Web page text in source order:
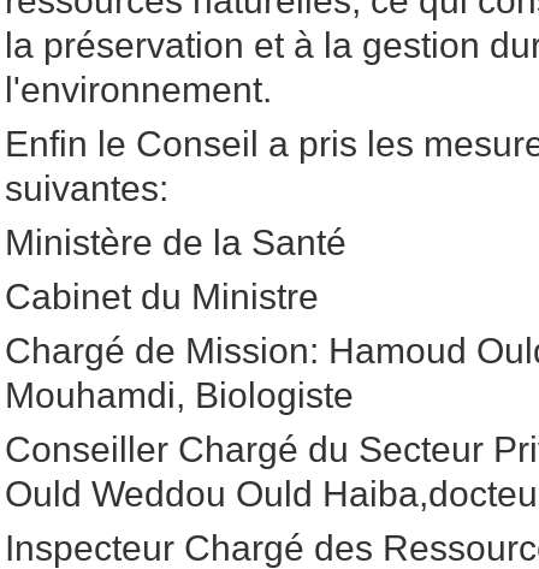
la préservation et à la gestion
l'environnement.
Enfin le Conseil a pris les
suivantes:
Ministère de la Santé
Cabinet du Ministre
Chargé de Mission: Hamoud
Mouhamdi, Biologiste
Conseiller Chargé du Secteur
Ould Weddou Ould
Inspecteur Chargé des